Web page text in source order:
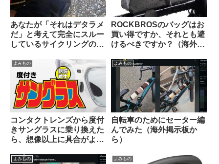
あなたが「それはデタラメ
だ」と考えて完全にスルー
しているサイクリングの
ですか（海外掲示板から）
ROCKBROSのバッグはお
買い得ですか、それとも避
けるべきですか？（海外掲
よみもの
コンタクトレンズから度付
きサングラスに乗り換えた
ら、想像以上に具合がよか
よみもの
自転車のためにセーター編
んでみた（海外掲示板か
ら）
よみもの よみもの